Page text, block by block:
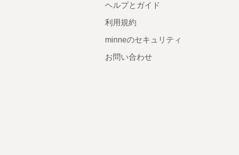
ヘルプとガイド
利用規約
minneのセキュリティ
お問い合わせ